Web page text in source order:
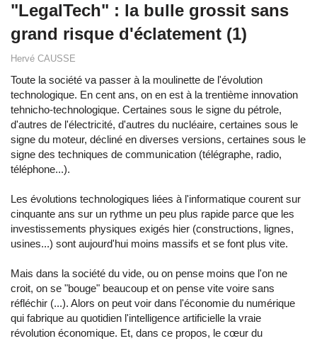
"LegalTech" : la bulle grossit sans
grand risque d'éclatement (1)
Hervé CAUSSE
Toute la société va passer à la moulinette de l'évolution
technologique. En cent ans, on en est à la trentième innovation
tehnicho-technologique. Certaines sous le signe du pétrole,
d'autres de l'électricité, d'autres du nucléaire, certaines sous le
signe du moteur, décliné en diverses versions, certaines sous le
signe des techniques de communication (télégraphe, radio,
téléphone...).
Les évolutions technologiques liées à l'informatique courent sur
cinquante ans sur un rythme un peu plus rapide parce que les
investissements physiques exigés hier (constructions, lignes,
usines...) sont aujourd'hui moins massifs et se font plus vite.
Mais dans la société du vide, ou on pense moins que l'on ne
croit, on se "bouge" beaucoup et on pense vite voire sans
réfléchir (...). Alors on peut voir dans l'économie du numérique
qui fabrique au quotidien l'intelligence artificielle la vraie
révolution économique. Et, dans ce propos, le cœur du